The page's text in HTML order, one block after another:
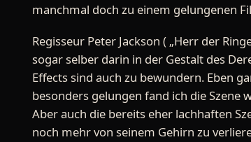
manchmal doch zu einem gelungenen
Regisseur Peter Jackson ( „Herr der
sogar selber darin in der Gestalt des
Effects sind auch zu bewundern. Eben
besonders gelungen fand ich die Szene
Aber auch die bereits eher lachhaften
noch mehr von seinem Gehirn zu